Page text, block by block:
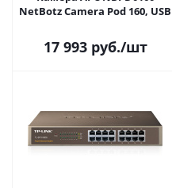
NetBotz Camera Pod 160, USB
17 993руб./шт